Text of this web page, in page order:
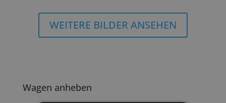
WEITERE BILDER ANSEHEN
Wagen anheben